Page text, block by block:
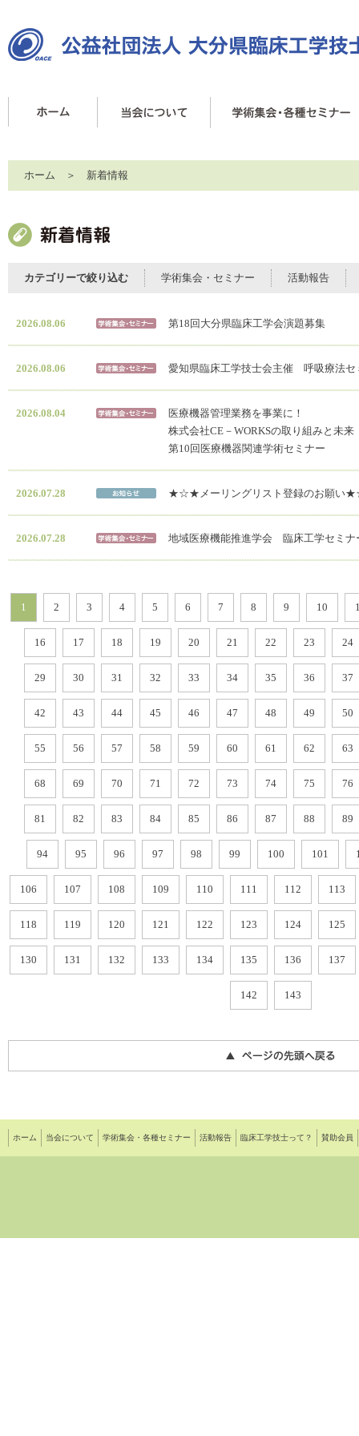
ホーム ＞ 新着情報
カテゴリーで絞り込む 学術集会・セミナー 活動報告
2026.08.06 第18回大分県臨床工学会演題募集
2026.08.06 愛知県臨床工学技士会主催 呼吸療法セ
2026.08.04
医療機器管理業務を事業に！
株式会社CE－WORKSの取り組みと未来
第10回医療機器関連学術セミナー
2026.07.28 ★☆★メーリングリスト登録のお願い
2026.07.28 地域医療機能推進学会 臨床工学セミナ
1 2 3 4 5 6 7 8 9 10
16 17 18 19 20 21 22 23 24
29 30 31 32 33 34 35 36 37
42 43 44 45 46 47 48 49 50
55 56 57 58 59 60 61 62 63
68 69 70 71 72 73 74 75 76
81 82 83 84 85 86 87 88 89
94 95 96 97 98 99 100 101
106 107 108 109 110 111 112 113
118 119 120 121 122 123 124 125
130 131 132 133 134 135 136 137
142 143
ホーム 当会について 学術集会・各種セミナー 活動報告 臨床工学技士って？ 賛助会員